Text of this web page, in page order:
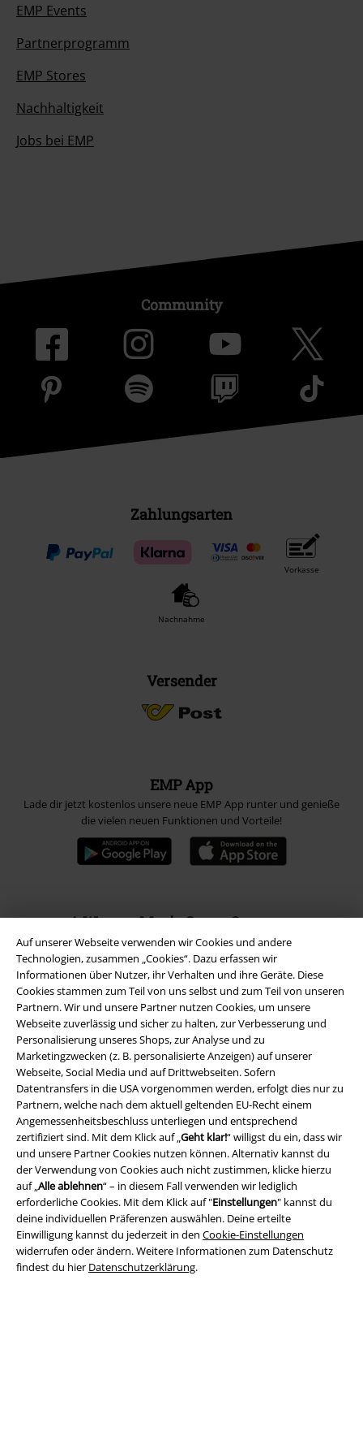
Auf unserer Webseite verwenden wir Cookies und andere
Technologien, zusammen „Cookies“. Dazu erfassen wir
Informationen über Nutzer, ihr Verhalten und ihre Geräte. Diese
Cookies stammen zum Teil von uns selbst und zum Teil von unseren
Partnern. Wir und unsere Partner nutzen Cookies, um unsere
Webseite zuverlässig und sicher zu halten, zur Verbesserung und
Personalisierung unseres Shops, zur Analyse und zu
Marketingzwecken (z. B. personalisierte Anzeigen) auf unserer
Webseite, Social Media und auf Drittwebseiten. Sofern
Datentransfers in die USA vorgenommen werden, erfolgt dies nur zu
Partnern, welche nach dem aktuell geltenden EU-Recht einem
Angemessenheitsbeschluss unterliegen und entsprechend
zertifiziert sind. Mit dem Klick auf „Geht klar!“ willigst du ein, dass wir
und unsere Partner Cookies nutzen können. Alternativ kannst du
der Verwendung von Cookies auch nicht zustimmen, klicke hierzu
auf „Alle ablehnen“ – in diesem Fall verwenden wir lediglich
erforderliche Cookies. Mit dem Klick auf "Einstellungen" kannst du
deine individuellen Präferenzen auswählen. Deine erteilte
Einwilligung kannst du jederzeit in den Cookie-Einstellungen
widerrufen oder ändern. Weitere Informationen zum Datenschutz
findest du hier Datenschutzerklärung.
EMP Events
Partnerprogramm
EMP Stores
Nachhaltigkeit
Jobs bei EMP
Community
Zahlungsarten
Vorkasse
Nachnahme
Versender
EMP App
Lade dir jetzt kostenlos unsere neue EMP App runter und genieße
die vielen neuen Funktionen und Vorteile!
A Warner Music Group Company
Rechtliches
AGB
Impressum
Datenschutz